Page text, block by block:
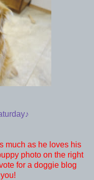
much as he loves his
photo on the right
for a doggie blog